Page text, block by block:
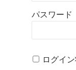
パスワード
ログイ